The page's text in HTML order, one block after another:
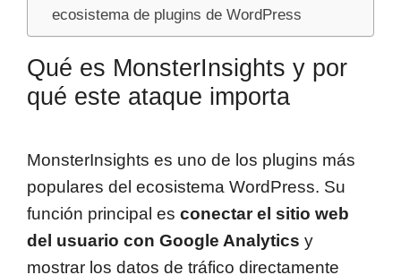
ecosistema de plugins de WordPress
Qué es MonsterInsights y por
qué este ataque importa
MonsterInsights es uno de los plugins más
populares del ecosistema WordPress. Su
función principal es conectar el sitio web
del usuario con Google Analytics y
mostrar los datos de tráfico directamente